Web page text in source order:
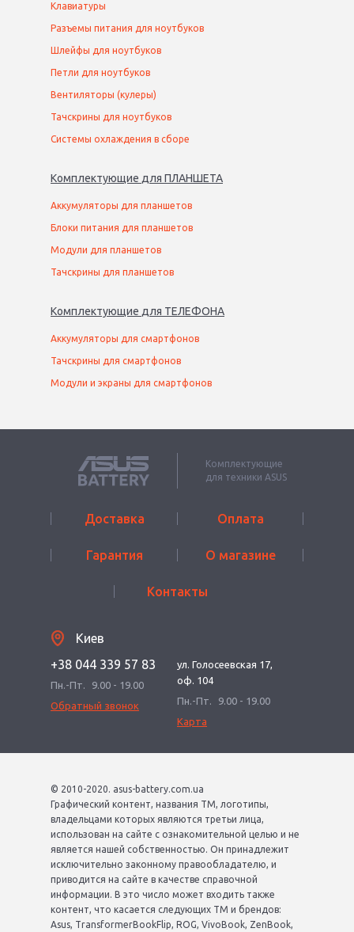
Клавиатуры
Разъемы питания для ноутбуков
Шлейфы для ноутбуков
Петли для ноутбуков
Вентиляторы (кулеры)
Тачскрины для ноутбуков
Системы охлаждения в сборе
Комплектующие для ПЛАНШЕТА
Аккумуляторы для планшетов
Блоки питания для планшетов
Модули для планшетов
Тачскрины для планшетов
Комплектующие для ТЕЛЕФОНА
Аккумуляторы для смартфонов
Тачскрины для смартфонов
Модули и экраны для смартфонов
Комплектующие
для техники ASUS
Доставка Оплата
Гарантия О магазине
Контакты
Киев
+38 044 339 57 83
Пн.-Пт.
9.00 - 19.00
Обратный звонок
ул. Голосеевская 17,
оф. 104
Пн.-Пт.
9.00 - 19.00
Карта
© 2010-2020. asus-battery.com.ua
Графический контент, названия ТМ, логотипы,
владельцами которых являются третьи лица,
использован на сайте с ознакомительной целью и не
является нашей собственностью. Он принадлежит
исключительно законному правообладателю, и
приводится на сайте в качестве справочной
информации. В это число может входить также
контент, что касается следующих ТМ и брендов:
Asus, TransformerBookFlip, ROG, VivoBook, ZenBook,